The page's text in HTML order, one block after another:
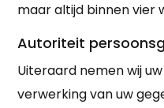
maar altijd binnen vier
Autoriteit
Uiteraard nemen wij
verwerking van uw